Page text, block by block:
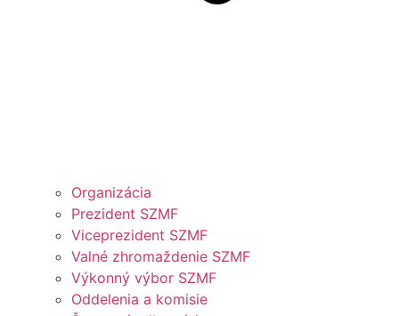
Organizácia
Prezident SZMF
Viceprezident SZMF
Valné zhromaždenie SZMF
Výkonný výbor SZMF
Oddelenia a komisie